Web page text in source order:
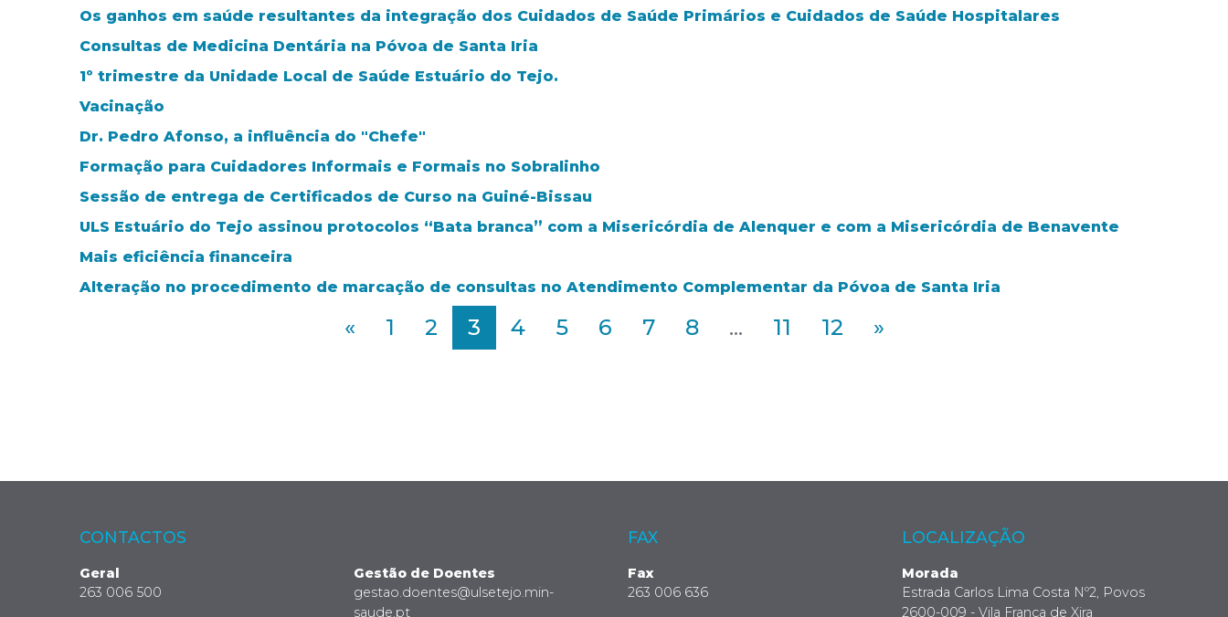
Os ganhos em saúde resultantes da integração dos Cuidados de Saúde Primários e Cuidados de Saúde Hospitalares
Consultas de Medicina Dentária na Póvoa de Santa Iria
1º trimestre da Unidade Local de Saúde Estuário do Tejo.
Vacinação
Dr. Pedro Afonso, a influência do "Chefe"
Formação para Cuidadores Informais e Formais no Sobralinho
Sessão de entrega de Certificados de Curso na Guiné-Bissau
ULS Estuário do Tejo assinou protocolos “Bata branca” com a Misericórdia de Alenquer e com a Misericórdia de Benavente
Mais eficiência financeira
Alteração no procedimento de marcação de consultas no Atendimento Complementar da Póvoa de Santa Iria
« 1 2 3 4 5 6 7 8 ... 11 12 »
CONTACTOS
Geral
263 006 500
Gestão de Doentes
gestao.doentes@ulsetejo.min-
saude.pt
FAX
Fax
263 006 636
LOCALIZAÇÃO
Morada
Estrada Carlos Lima Costa Nº2, Povos
2600-009 - Vila Franca de Xira